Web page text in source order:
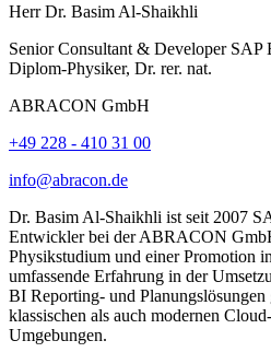
HerrDr. Basim Al-Shaikhli
Senior Consultant & Developer SAP
Diplom-Physiker, Dr. rer. nat.
ABRACON GmbH
+49 228 - 410 31 00
info@abracon.de
Dr. Basim Al-Shaikhli ist seit 2007
Entwickler bei der ABRACON
Physikstudium und einer Promotion
umfassende Erfahrung in der
BI Reporting- und Planungslösungen
klassischen als auch modernen
Umgebungen.